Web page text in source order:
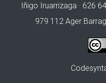
Iñigo Iruarrizaga · 626
979 112 Ager